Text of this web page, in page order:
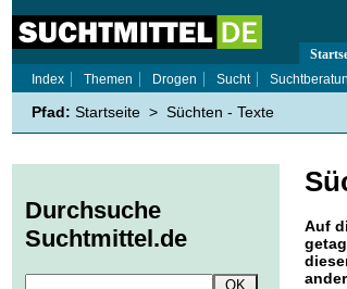
Auf
Index
Themen Drogen Sucht
Pfad: Startseite > Süchten - Texte
Durchsuche
Suchtmittel.de